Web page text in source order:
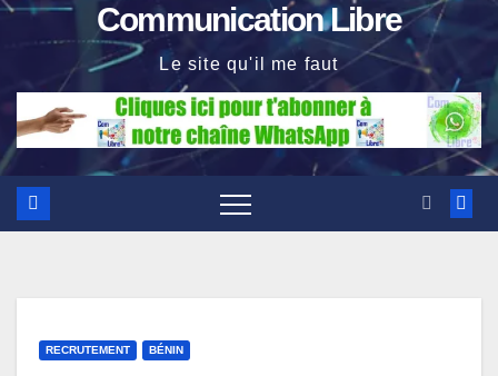
Communication Libre
Le site qu'il me faut
RECRUTEMENT BÉNIN